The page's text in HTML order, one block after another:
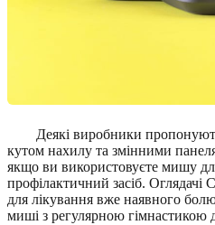
Деякі виробники
кутом нахилу та змінними
якщо ви використовуєте мишу
профілактичний засіб. Оглядачі
для лікування вже наявного
миші з регулярною гімнастикою